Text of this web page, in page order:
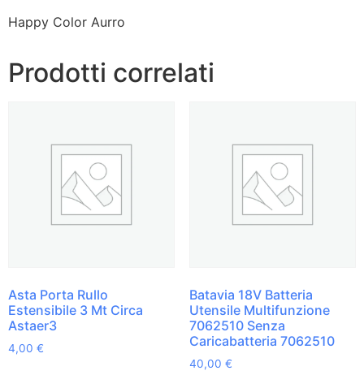
Happy Color Aurro
Prodotti correlati
Asta Porta Rullo
Estensibile 3 Mt Circa
Astaer3
4,00 €
Batavia 18V Batteria
Utensile Multifunzione
7062510 Senza
Caricabatteria 7062510
40,00 €